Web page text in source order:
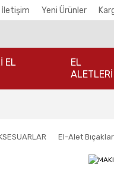
İletişim Yeni Ürünler
EL
EL
ALETLERİ
El-Alet Bıçaklar